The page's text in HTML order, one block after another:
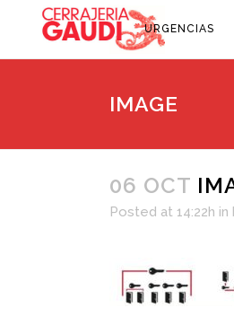
URGENCIAS
IMAGE
06 OCT
Posted at 14:22h in